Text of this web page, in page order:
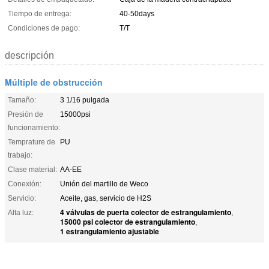
Tiempo de entrega:
40-50days
Condiciones de pago:
T/T
descripción
Múltiple de obstrucción
Tamaño:
3 1/16 pulgada
Presión de
funcionamiento:
15000psi
Temprature de
trabajo:
PU
Clase material: AA-EE
Conexión:
Unión del martillo de Weco
Servicio:
Aceite, gas, servicio de H2S
Alta luz:
4 válvulas de puerta colector de estrangulamiento,
15000 psi colector de estrangulamiento,
1 estrangulamiento ajustable